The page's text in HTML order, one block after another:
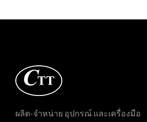
ผลิต-จำหน่าย อุปกรณ์ และเครื่องมือ